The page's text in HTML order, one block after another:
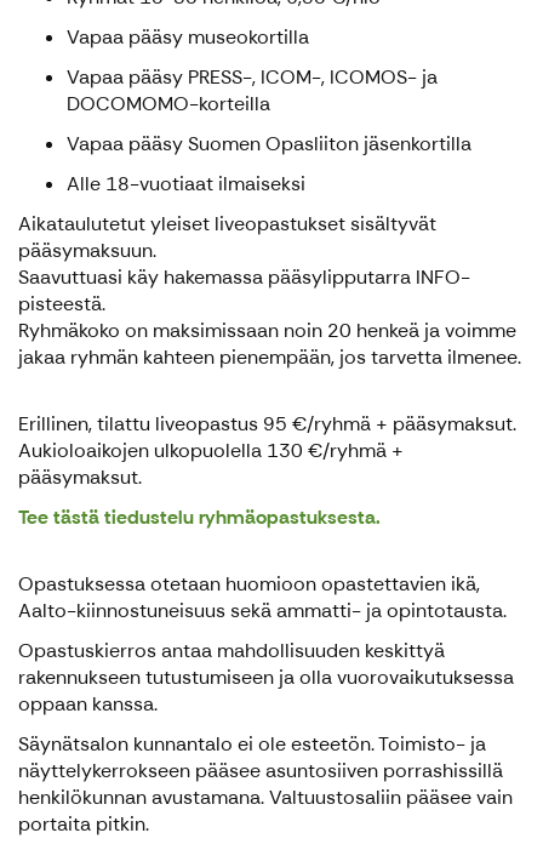
Vapaa pääsy museokortilla
Vapaa pääsy PRESS-, ICOM-, ICOMOS- ja
DOCOMOMO-korteilla
Vapaa pääsy Suomen Opasliiton jäsenkortilla
Alle 18-vuotiaat ilmaiseksi
Aikataulutetut yleiset liveopastukset sisältyvät
pääsymaksuun.
Saavuttuasi käy hakemassa pääsylipputarra INFO-
pisteestä.
Ryhmäkoko on maksimissaan noin 20 henkeä ja voimme
jakaa ryhmän kahteen pienempään, jos tarvetta ilmenee.
Erillinen, tilattu liveopastus 95 €/ryhmä + pääsymaksut.
Aukioloaikojen ulkopuolella 130 €/ryhmä +
pääsymaksut.
Tee tästä tiedustelu ryhmäopastuksesta.
Opastuksessa otetaan huomioon opastettavien ikä,
Aalto-kiinnostuneisuus sekä ammatti- ja opintotausta.
Opastuskierros antaa mahdollisuuden keskittyä
rakennukseen tutustumiseen ja olla vuorovaikutuksessa
oppaan kanssa.
Säynätsalon kunnantalo ei ole esteetön. Toimisto- ja
näyttelykerrokseen pääsee asuntosiiven porrashissillä
henkilökunnan avustamana. Valtuustosaliin pääsee vain
portaita pitkin.